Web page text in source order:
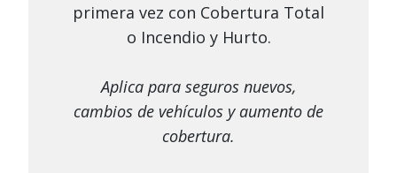
primera vez con Cobertura Total
o Incendio y Hurto.
Aplica para seguros nuevos,
cambios de vehículos y aumento de
cobertura.